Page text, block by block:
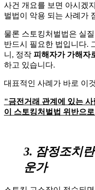
사건 개요를 보면 아시겠
벌법이 악용 되는 사례가
물론 스토킹처벌법은 실
반드시 필요한 법입니다.
니, 정작 피해자가 가해자
하고 있습니다.
대표적인 사례가 바로 이
"금전거래 관계에 있는
이 스토킹처벌법 위반으
3. 잠정조치
운가